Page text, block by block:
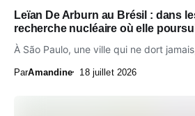
Leïan De Arburn au Brésil : dans
recherche nucléaire où elle
À São Paulo, une ville qui ne dort
ParAmandine 18 juillet 2026